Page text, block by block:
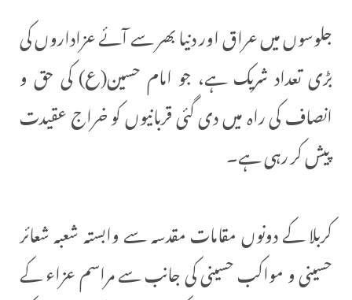
جلوسوں میں عراق اور دنیا بھر سے آئے عزاداروں کی
بڑی تعداد شریک ہے، جو امام حسین(ع) کی حق و
انصاف کی راہ میں دی گئی قربانیوں کو خراج عقیدت
پیش کر رہی ہے۔
کربلا کے دونوں مقامات مقدسہ سے وابستہ شعبہ شعائر
حسینی و مواکب حسینی کی جانب سے مراسم عزاء کے